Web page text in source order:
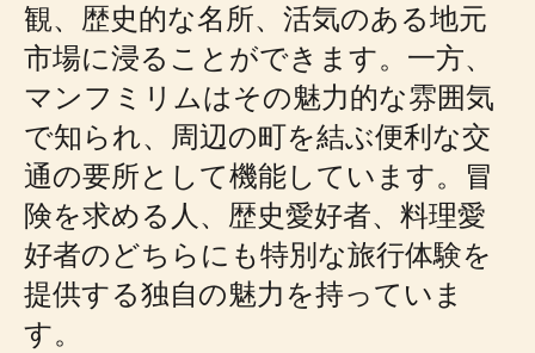
観、歴史的な名所、活気のある地元
市場に浸ることができます。一方、
マンフミリムはその魅力的な雰囲気
で知られ、周辺の町を結ぶ便利な交
通の要所として機能しています。冒
険を求める人、歴史愛好者、料理愛
好者のどちらにも特別な旅行体験を
提供する独自の魅力を持っていま
す。